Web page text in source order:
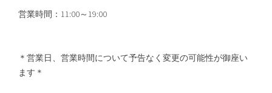
営業時間：11:00～19:00
＊営業日、営業時間について予告なく変更の可能性が御座い
ます＊